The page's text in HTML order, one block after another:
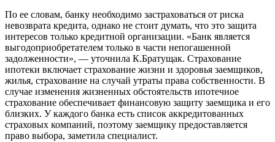
По ее словам, банку необходимо застраховаться от риска
невозврата кредита, однако не стоит думать, что это защита
интересов только кредитной организации. «Банк является
выгодоприобретателем только в части непогашенной
задолженности», — уточнила К.Братущак. Страхование
ипотеки включает страхование жизни и здоровья заемщиков,
жилья, страхование на случай утраты права собственности. В
случае изменения жизненных обстоятельств ипотечное
страхование обеспечивает финансовую защиту заемщика и его
близких. У каждого банка есть список аккредитованных
страховых компаний, поэтому заемщику предоставляется
право выбора, заметила специалист.